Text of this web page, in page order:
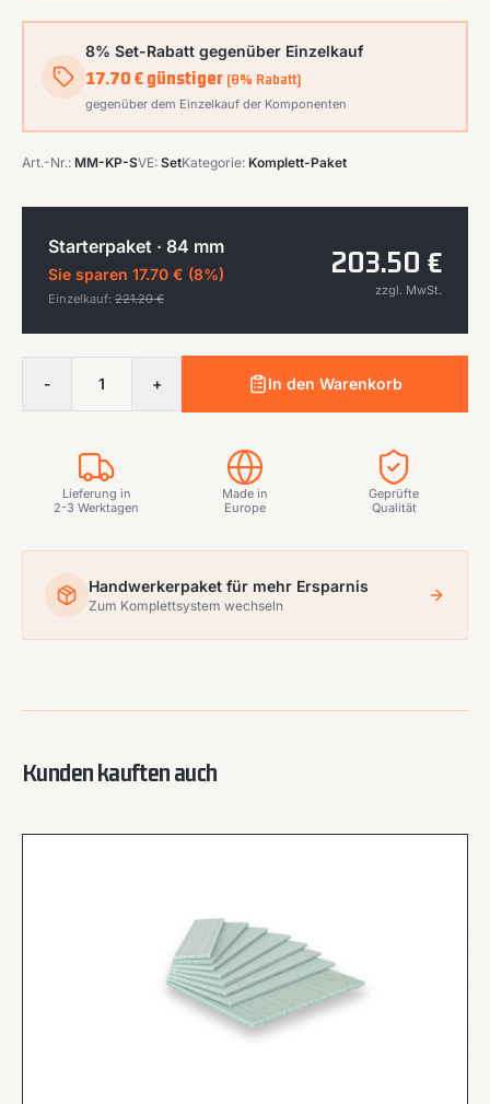
8% Set-Rabatt gegenüber Einzelkauf
17.70 € günstiger (8% Rabatt)
gegenüber dem Einzelkauf der Komponenten
Art.-Nr.: MM-KP-SVE: SetKategorie: Komplett-Paket
Starterpaket · 84 mm
Sie sparen 17.70 € (8%)
Einzelkauf: 221.20€
203.50 €
zzgl. MwSt.
- 1 + In den Warenkorb
Lieferung in
2-3 Werktagen
Made in
Europe
Geprüfte
Qualität
Handwerkerpaket für mehr Ersparnis
Zum Komplettsystem wechseln
Kunden kauften auch